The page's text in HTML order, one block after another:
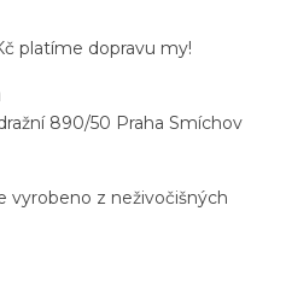
platíme dopravu my!
890/50 Praha Smíchov
vyrobeno z neživočišných